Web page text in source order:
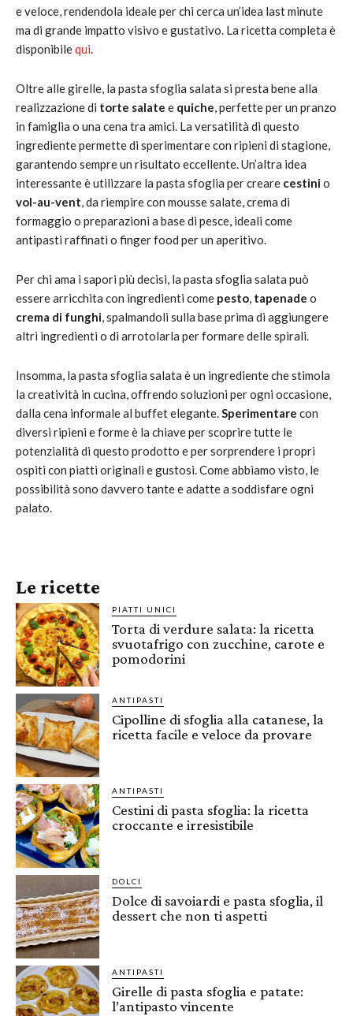
e veloce, rendendola ideale per chi cerca un’idea last minute
ma di grande impatto visivo e gustativo. La ricetta completa è
disponibilequi.
Oltre alle girelle, la pasta sfoglia salata si presta bene alla
realizzazione di torte salate e quiche, perfette per un pranzo
in famiglia o una cena tra amici. La versatilità di questo
ingrediente permette di sperimentare con ripieni di stagione,
garantendo sempre un risultato eccellente. Un’altra idea
interessante è utilizzare la pasta sfoglia per creare cestinio
vol-au-vent, da riempire con mousse salate, crema di
formaggio o preparazioni a base di pesce, ideali come
antipasti raffinati o finger food per un aperitivo.
Per chi ama i sapori più decisi, la pasta sfoglia salata può
essere arricchita con ingredienti come pesto, tapenade o
crema di funghi, spalmandoli sulla base prima di aggiungere
altri ingredienti o di arrotolarla per formare delle spirali.
Insomma, la pasta sfoglia salata è un ingrediente che stimola
la creatività in cucina, offrendo soluzioni per ogni occasione,
dalla cena informale al buffet elegante.Sperimentare con
diversi ripieni e forme è la chiave per scoprire tutte le
potenzialità di questo prodotto e per sorprendere i propri
ospiti con piatti originali e gustosi. Come abbiamo visto, le
possibilità sono davvero tante e adatte a soddisfare ogni
palato.
Le ricette
PIATTI UNICI
Torta di verdure salata: la ricetta
svuotafrigo con zucchine, carote e
pomodorini
ANTIPASTI
Cipolline di sfoglia alla catanese, la
ricetta facile e veloce da provare
ANTIPASTI
Cestini di pasta sfoglia: la ricetta
croccante e irresistibile
DOLCI
Dolce di savoiardi e pasta sfoglia, il
dessert che non ti aspetti
ANTIPASTI
Girelle di pasta sfoglia e patate:
l’antipasto vincente